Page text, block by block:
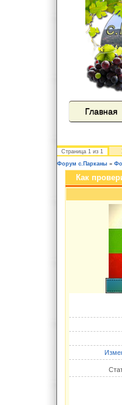
Главная
Страница 1 из 1
Форум с.Парканы »
Как